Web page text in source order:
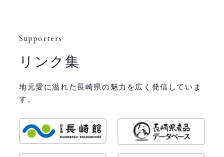
Supporters
リンク集
地元愛に溢れた長崎県の魅力を広く発信していま
す。